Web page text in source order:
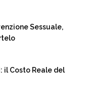
Sessuale,
il Costo Reale del